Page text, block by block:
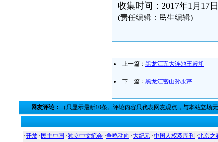
收集时间：2017年1月17日
(责任编辑：民生编辑)
上一篇： 黑龙江五大连池王殿和
下一篇： 黑龙江密山孙永芹
网友评论： （只显示最新10条。评论内容只代表网友观点，与本站立场
·开放 · 民主中国 ·独立中文笔会 ·争鸣动向 ·大纪元 ·中国人权双周刊 ·北京之